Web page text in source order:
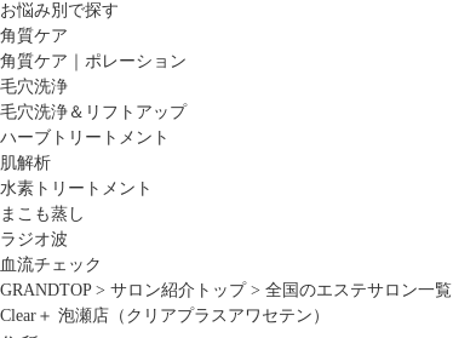
お悩み別で探す
角質ケア
角質ケア｜ポレーション
毛穴洗浄
毛穴洗浄＆リフトアップ
ハーブトリートメント
肌解析
水素トリートメント
まこも蒸し
ラジオ波
血流チェック
GRANDTOP > サロン紹介トップ > 全国のエステサロン一覧
Clear＋ 泡瀬店（クリアプラスアワセテン）